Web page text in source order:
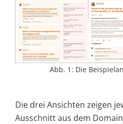
Abb. 1: Die
Die drei Ansichten zeigen
Ausschnitt aus dem